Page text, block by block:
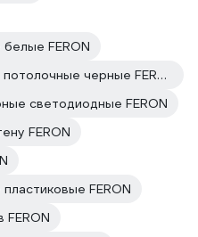
FERON
Светильники встраиваемые потолочные черные FERON
светодиодные FERON
FERON
FERON